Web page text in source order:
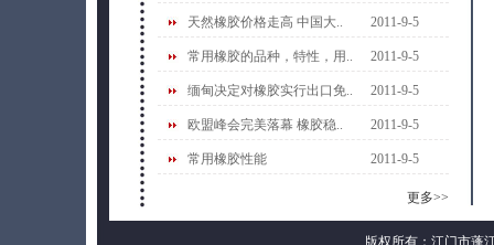
天然橡胶价格走高 中国大.. 2011-9-5
常用橡胶的品种，特性，用.. 2011-9-5
缅甸决定对橡胶实行出口免.. 2011-9-5
欧盟峰会完美落幕 橡胶稳.. 2011-9-5
常用橡胶性能 2011-9-5
更多>>
版权所有：江门市蓬